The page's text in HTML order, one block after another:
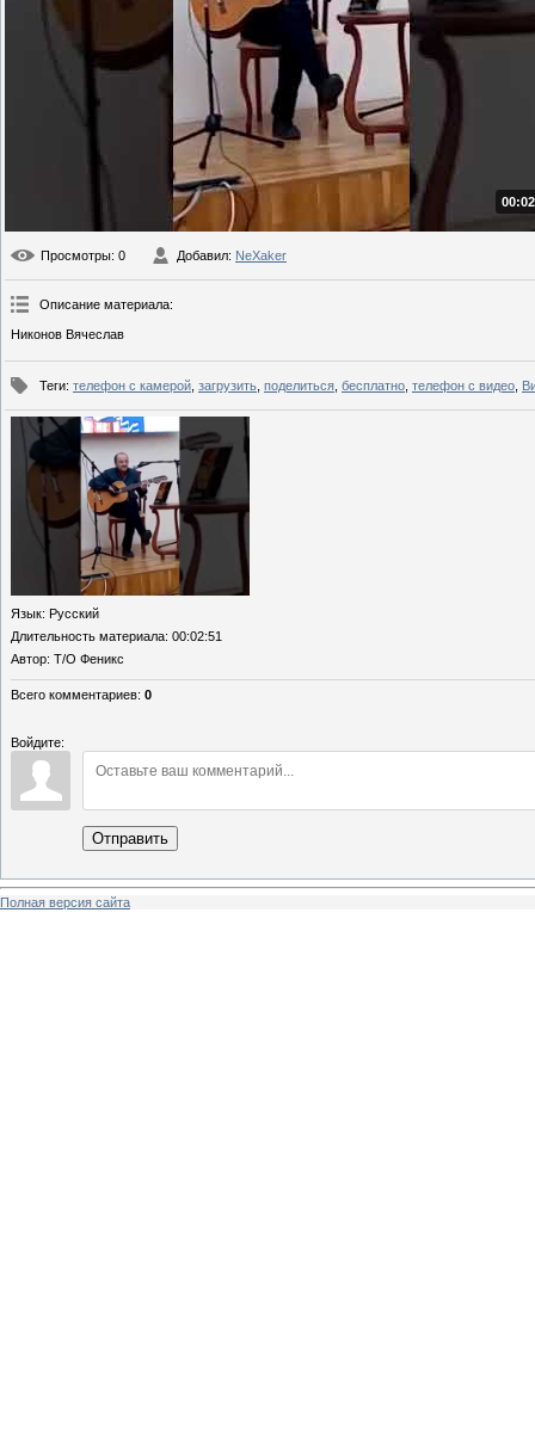
Просмотры: 0 Добавил: NeXaker
Описание материала:
Никонов Вячеслав
Теги: телефон с камерой загрузить поделиться бесплатно телефон с видео
Язык: Русский
Длительность материала: 00:02:51
Автор: Т/О Феникс
Всего комментариев: 0
Войдите:
Отправить
Полная версия сайта